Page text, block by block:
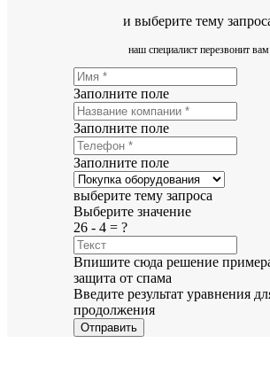
и выберите тему
наш специалист перезвонит вам
Заполните поле
Заполните поле
Заполните поле
выберите тему запроса
Выберите значение
26 - 4 = ?
Впишите сюда решение
защита от спама
Введите результат уравнения
продолжения
Отправить